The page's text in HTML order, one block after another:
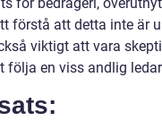
för bedrägeri,
förstå att detta inte är
viktigt att vara
följa en viss andlig